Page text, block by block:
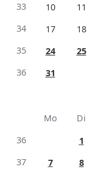
33
10 11
34
17 18
35
24 25
36
31
Mo
Di
36
1
37
7 8